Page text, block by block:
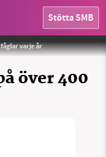
Stötta SMB
varje år
över 400
Sedan